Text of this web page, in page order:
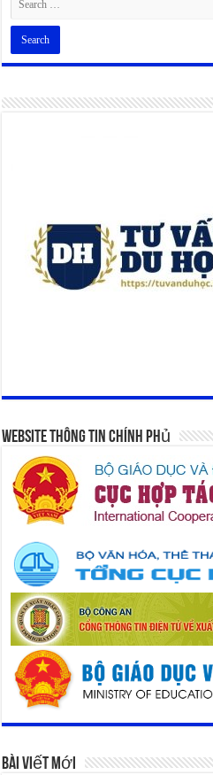
Website Thông Tin Chính Phủ
Bài Viết Mới